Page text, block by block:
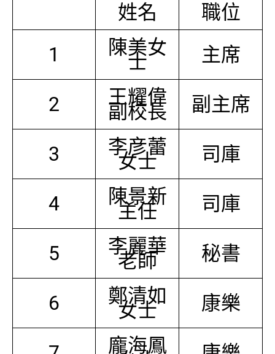
姓名
職位
1
陳美女
士 主席
2 王耀偉
副校長 副主席
3 李彦蕾
女士 司庫
4 陳景新
主任 司庫
5 李麗華
老師 秘書
6 鄭清如
女士 康樂
龐海鳳